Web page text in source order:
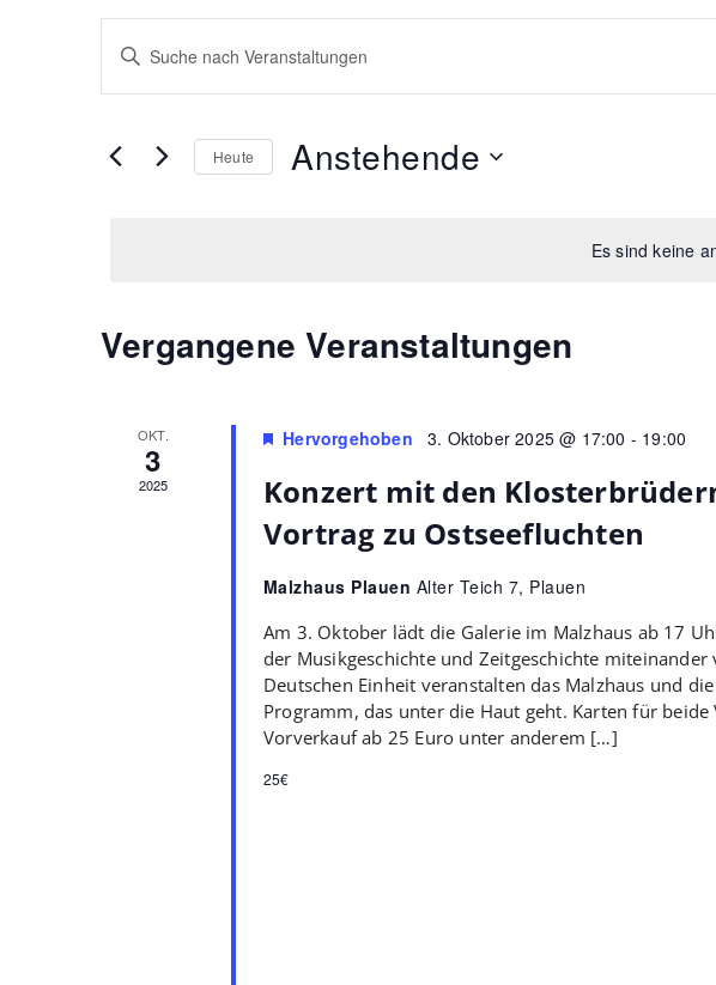
Es sind keine
Veranstaltungen
Suche
Ansichten,
Bitte
Schlüsselwort
eingeben.
Veranstaltungen
Heute Anstehende
Vergangene Veranstaltungen
OKT.
3
2025
Hervorgehoben 3. Oktober 2025 @ 17:00 - 19:00
Konzert mit den
Vortrag zu Ostseefluchten
Malzhaus Plauen Alter Teich 7, Plauen
Am 3. Oktober lädt die Galerie im Malzhaus ab 17
der Musikgeschichte und Zeitgeschichte
Deutschen Einheit veranstalten das Malzhaus und
Programm, das unter die Haut geht. Karten für
Vorverkauf ab 25 Euro unter anderem […]
25€